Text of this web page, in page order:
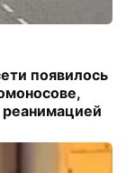
появилось
реанимацией